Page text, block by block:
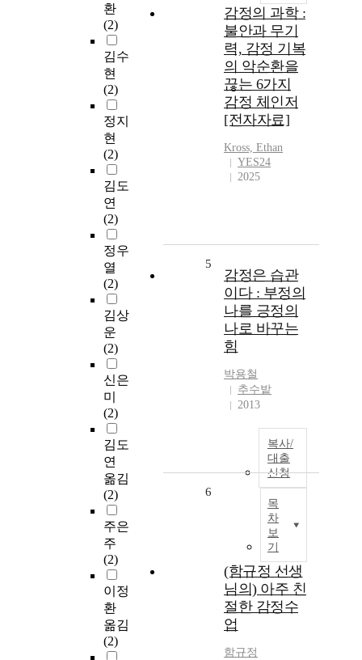
환
(2)
김수
현
(2)
정지
현
(2)
김도
연
(2)
정우
열
(2)
김상
운
(2)
신은
미
(2)
김도
연
옮김
(2)
주은
주
(2)
이정
환
옮김
(2)
감정의 과학 :
불안과 무기
력, 감정 기복
의 악순환을
끊는 6가지
감정 체인저
[전자자료]
Kross, Ethan
YES24
2025
5
감정은 습관
이다 : 부정의
나를 긍정의
나로 바꾸는
힘
박용철
추수밭
2013
복사/
대출
신청
목
차
보
기
6
(함규정 선생
님의) 아주 친
절한 감정수
업
함규정